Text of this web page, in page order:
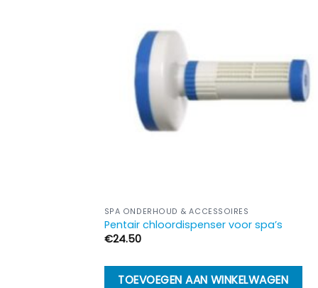
SPA ONDERHOUD & ACCESSOIRES
Pentair chloordispenser voor spa’s
€24.50
TOEVOEGEN AAN WINKELWAGEN